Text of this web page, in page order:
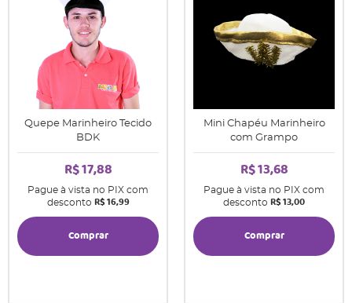
Quepe Marinheiro Tecido
BDK
R$ 17,88
Pague à vista no PIX com
desconto R$ 16,99
Comprar
Mini Chapéu Marinheiro
com Grampo
R$ 13,68
Pague à vista no PIX com
desconto R$ 13,00
Comprar